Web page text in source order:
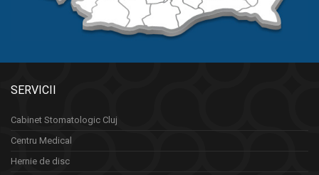
SERVICII
Cabinet Stomatologic Cluj
Centru Medical
Hernie de disc